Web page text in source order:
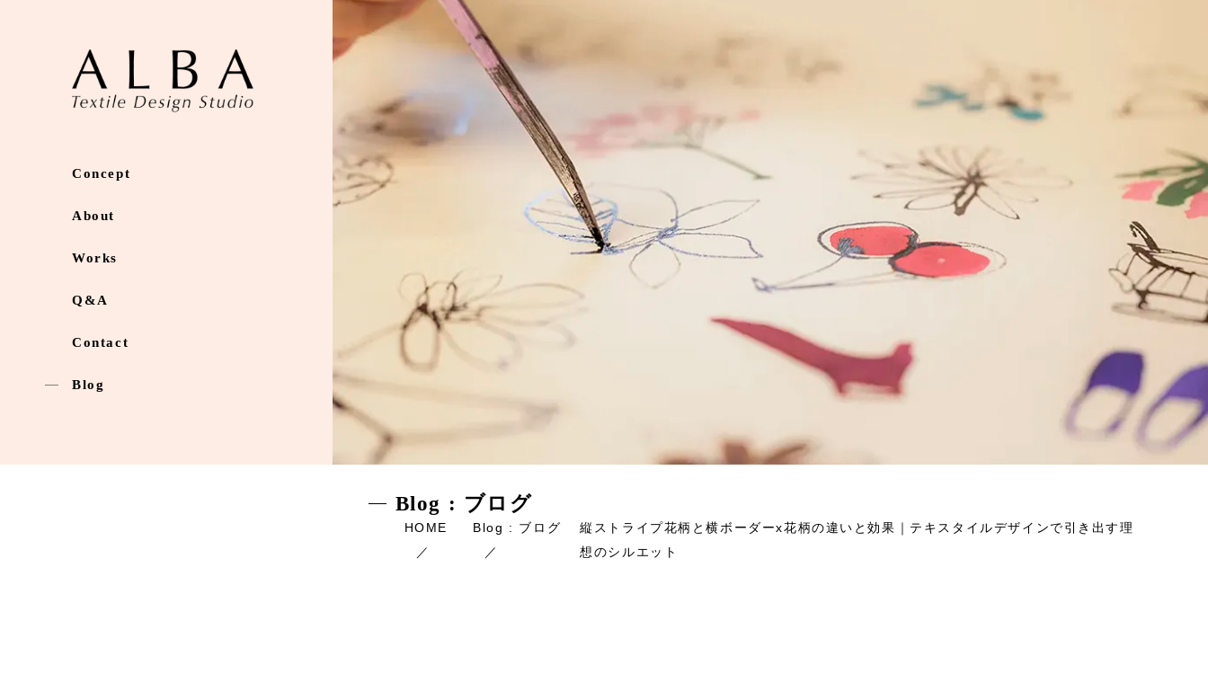
Concept
About
Works
Q&A
Contact
Blog
Blog : ブログ
HOME Blog : ブログ
縦ストライプ花柄と横ボーダーx花柄の違いと効果｜テキスタイルデザインで引き出す理
想のシルエット